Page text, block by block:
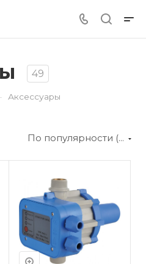
49
Аксессуары
По популярности (убывание)